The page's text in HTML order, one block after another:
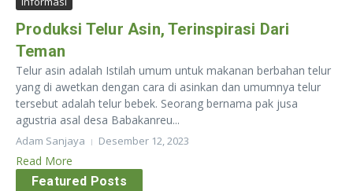
Produksi Telur Asin, Terinspirasi Dari
Teman
Telur asin adalah Istilah umum untuk makanan berbahan telur
yang di awetkan dengan cara di asinkan dan umumnya telur
tersebut adalah telur bebek. Seorang bernama pak jusa
agustria asal desa Babakanreu...
Adam Sanjaya Desember 12, 2023
Read More
Featured Posts